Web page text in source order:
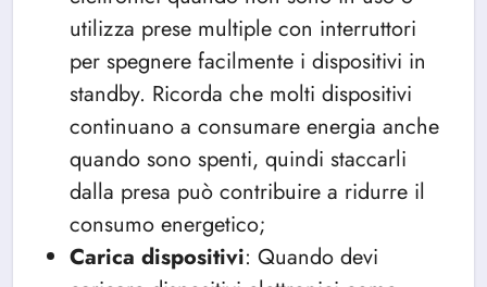
utilizza prese multiple con interruttori
per spegnere facilmente i dispositivi in
standby. Ricorda che molti dispositivi
continuano a consumare energia anche
quando sono spenti, quindi staccarli
dalla presa può contribuire a ridurre il
consumo energetico;
Carica dispositivi: Quando devi